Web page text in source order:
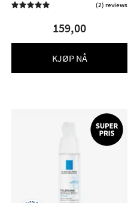
 (2) reviews
159,00
KJØP NÅ